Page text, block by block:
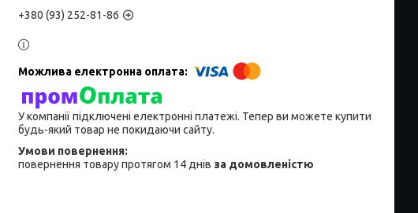
+380 (93) 252-81-86
У компанії підключені електронні платежі. Тепер ви можете купити
будь-який товар не покидаючи сайту.
повернення товару протягом 14 днів за домовленістю